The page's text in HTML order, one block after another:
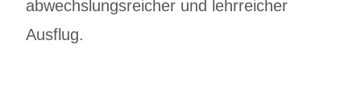
abwechslungsreicher und lehrreicher
Ausflug.